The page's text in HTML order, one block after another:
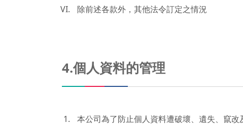
除前述各款外，其他法令訂定之情況
4.個人資料的管理
本公司為了防止個人資料遭破壞、遺失、竄